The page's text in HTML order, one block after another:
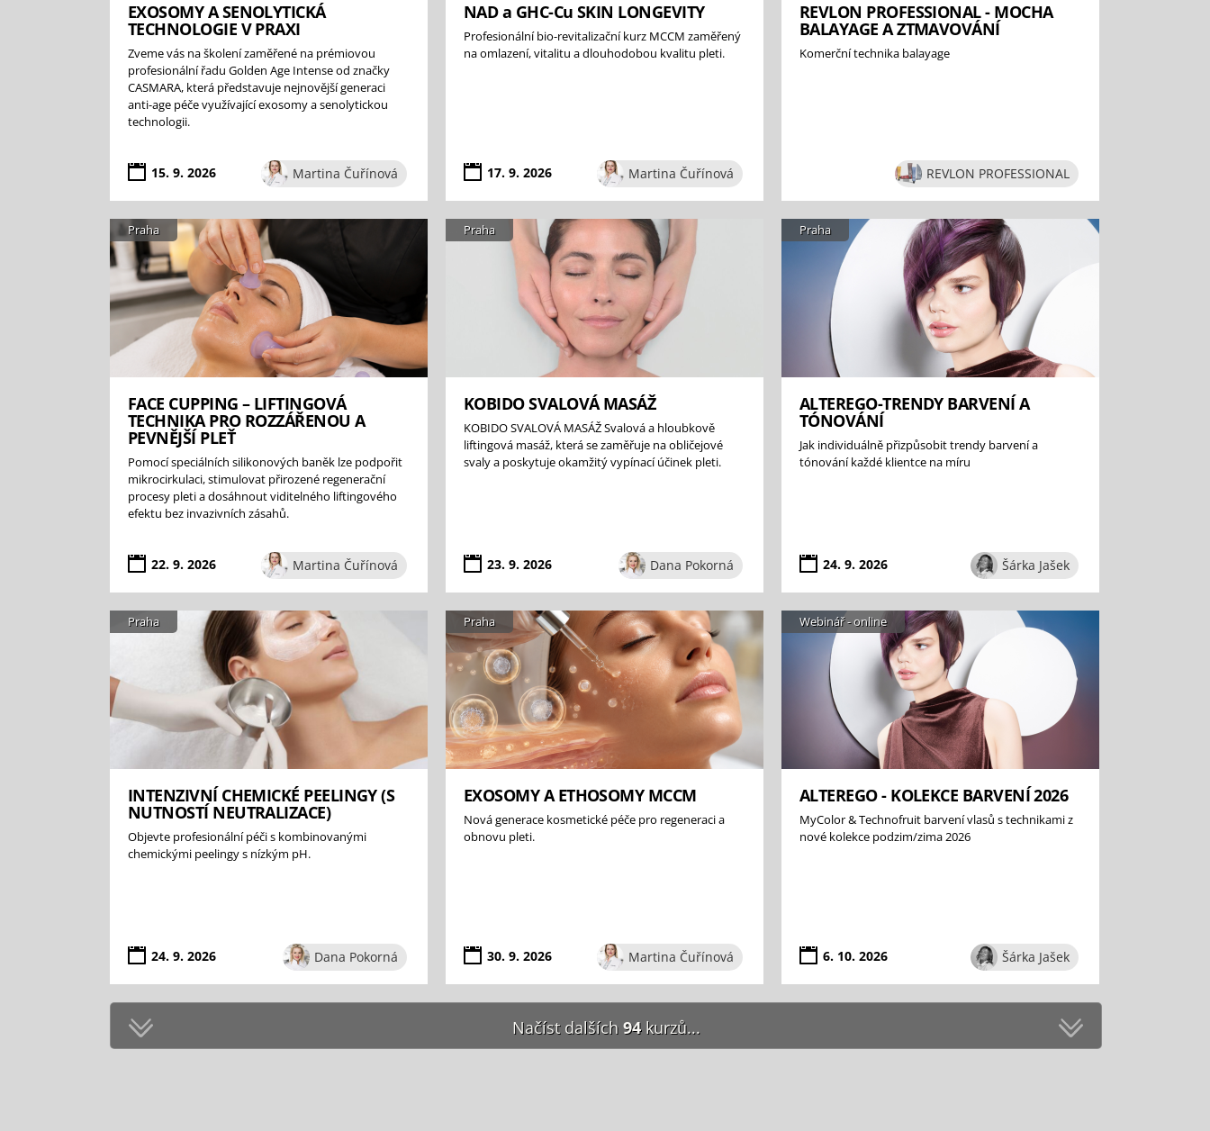
EXOSOMY A SENOLYTICKÁ
TECHNOLOGIE V PRAXI
Zveme vás na školení zaměřené na prémiovou
profesionální řadu Golden Age Intense od značky
CASMARA, která představuje nejnovější generaci
anti-age péče využívající exosomy a senolytickou
technologii.
15. 9. 2026 Martina Čuřínová
NAD a GHC-Cu SKIN LONGEVITY
Profesionální bio-revitalizační kurz MCCM zaměřený
na omlazení, vitalitu a dlouhodobou kvalitu pleti.
17. 9. 2026 Martina Čuřínová
REVLON PROFESSIONAL - MOCHA
BALAYAGE A ZTMAVOVÁNÍ
Komerční technika balayage
REVLON PROFESSIONAL
FACE CUPPING – LIFTINGOVÁ
TECHNIKA PRO ROZZÁŘENOU A
PEVNĚJŠÍ PLEŤ
Pomocí speciálních silikonových baněk lze podpořit
mikrocirkulaci, stimulovat přirozené regenerační
procesy pleti a dosáhnout viditelného liftingového
efektu bez invazivních zásahů.
22. 9. 2026 Martina Čuřínová
Praha
KOBIDO SVALOVÁ MASÁŽ
KOBIDO SVALOVÁ MASÁŽ Svalová a hloubkově
liftingová masáž, která se zaměřuje na obličejové
svaly a poskytuje okamžitý vypínací účinek pleti.
23. 9. 2026 Dana Pokorná
Praha
ALTEREGO-TRENDY BARVENÍ A
TÓNOVÁNÍ
Jak individuálně přizpůsobit trendy barvení a
tónování každé klientce na míru
24. 9. 2026 Šárka Jašek
Praha
INTENZIVNÍ CHEMICKÉ PEELINGY (S
NUTNOSTÍ NEUTRALIZACE)
Objevte profesionální péči s kombinovanými
chemickými peelingy s nízkým pH.
24. 9. 2026 Dana Pokorná
Praha
EXOSOMY A ETHOSOMY MCCM
Nová generace kosmetické péče pro regeneraci a
obnovu pleti.
30. 9. 2026 Martina Čuřínová
Praha
ALTEREGO - KOLEKCE BARVENÍ 2026
MyColor & Technofruit barvení vlasů s technikami z
nové kolekce podzim/zima 2026
6. 10. 2026 Šárka Jašek
Webinář - online
Načíst dalších 94kurzů...